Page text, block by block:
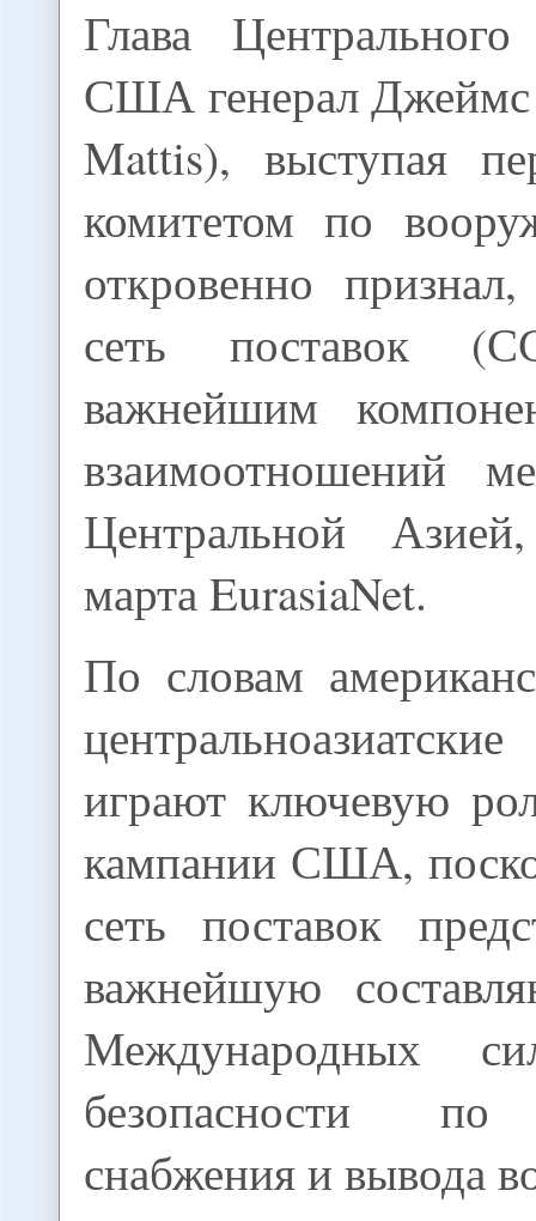
Глава
США генерал Джеймс
Mattis), выступая
комитетом по
откровенно
сеть поставок
важнейшим
Центральной
марта EurasiaNet.
По словам
играют ключевую
кампании США,
сеть поставок
важнейшую
Международных
безопасности по
снабжения и вывода